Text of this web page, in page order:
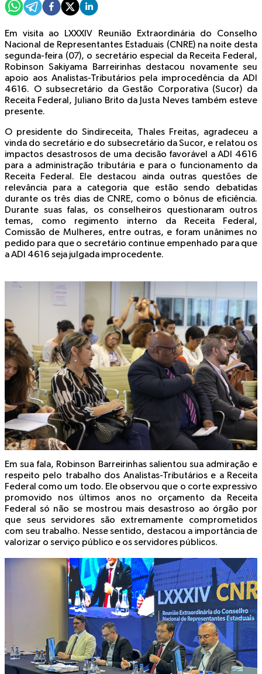
Em visita ao LXXXIV Reunião Extraordinária do Conselho
Nacional de Representantes Estaduais (CNRE) na noite desta
segunda-feira (07), o secretário especial da Receita Federal,
Robinson Sakiyama Barreirinhas destacou novamente seu
apoio aos Analistas-Tributários pela improcedência da ADI
4616. O subsecretário da Gestão Corporativa (Sucor) da
Receita Federal, Juliano Brito da Justa Neves também esteve
presente.
O presidente do Sindireceita, Thales Freitas, agradeceu a
vinda do secretário e do subsecretário da Sucor, e relatou os
impactos desastrosos de uma decisão favorável a ADI 4616
para a administração tributária e para o funcionamento da
Receita Federal. Ele destacou ainda outras questões de
relevância para a categoria que estão sendo debatidas
durante os três dias de CNRE, como o bônus de eficiência.
Durante suas falas, os conselheiros questionaram outros
temas, como regimento interno da Receita Federal,
Comissão de Mulheres, entre outras, e foram unânimes no
pedido para que o secretário continue empenhado para que
a ADI 4616 seja julgada improcedente.
Em sua fala, Robinson Barreirinhas salientou sua admiração e
respeito pelo trabalho dos Analistas-Tributários e a Receita
Federal como um todo. Ele observou que o corte expressivo
promovido nos últimos anos no orçamento da Receita
Federal só não se mostrou mais desastroso ao órgão por
que seus servidores são extremamente comprometidos
com seu trabalho. Nesse sentido, destacou a importância de
valorizar o serviço público e os servidores públicos.